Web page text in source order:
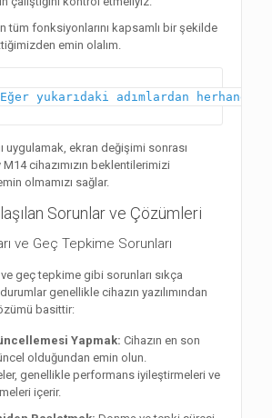
tüm fonksiyonlarını kapsamlı bir şekilde
emin olalım.
yukarıdaki adımlardan
uygulamak, ekran değişimi sonrası
cihazımızın beklentilerimizi
olmamızı sağlar.
Sorunlar ve Çözümleri
ve Geç Tepkime Sorunları
geç tepkime gibi sorunları sıkça
genellikle cihazın yazılımından
basittir:
Yapmak: Cihazın en son
olduğundan emin olun.
genellikle performans iyileştirmeleri ve
içerir.